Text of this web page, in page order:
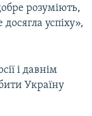
розуміють,
успіху»,
і давнім
Україну